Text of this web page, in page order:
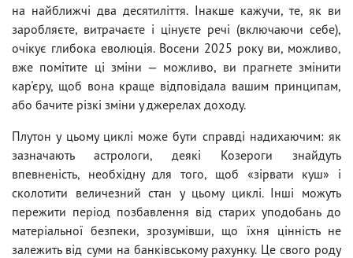
на найближчі два десятиліття. Інакше кажучи, те, як ви
заробляєте, витрачаєте і цінуєте речі (включаючи себе),
очікує глибока еволюція. Восени 2025 року ви, можливо,
вже помітите ці зміни — можливо, ви прагнете змінити
кар'єру, щоб вона краще відповідала вашим принципам,
або бачите різкі зміни у джерелах доходу.
Плутон у цьому циклі може бути справді надихаючим: як
зазначають астрологи, деякі Козероги знайдуть
впевненість, необхідну для того, щоб «зірвати куш» і
сколотити величезний стан у цьому циклі. Інші можуть
пережити період позбавлення від старих уподобань до
матеріальної безпеки, зрозумівши, що їхня цінність не
залежить від суми на банківському рахунку. Це свого роду